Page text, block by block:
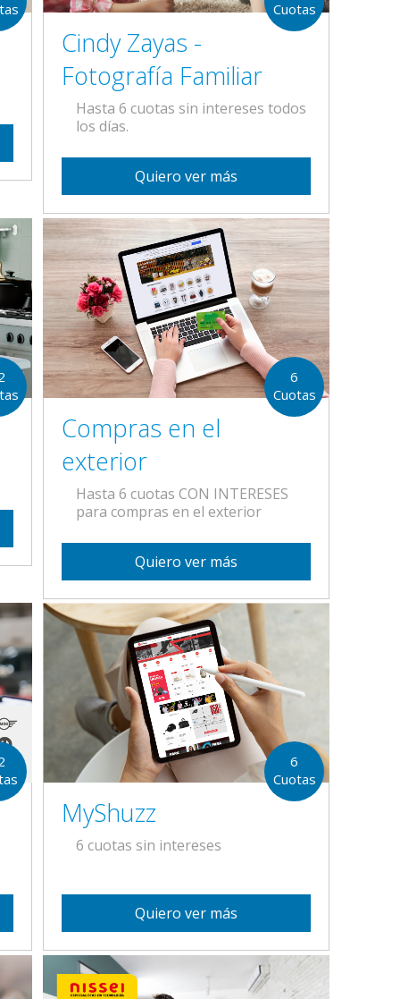
Cuotas
Cindy Zayas -
Fotografía Familiar
Hasta 6 cuotas sin intereses todos
los días.
Quiero ver más
6
Cuotas
Compras en el
exterior
Hasta 6 cuotas CON INTERESES
para compras en el exterior
Quiero ver más
6
Cuotas
MyShuzz
6 cuotas sin intereses
Quiero ver más